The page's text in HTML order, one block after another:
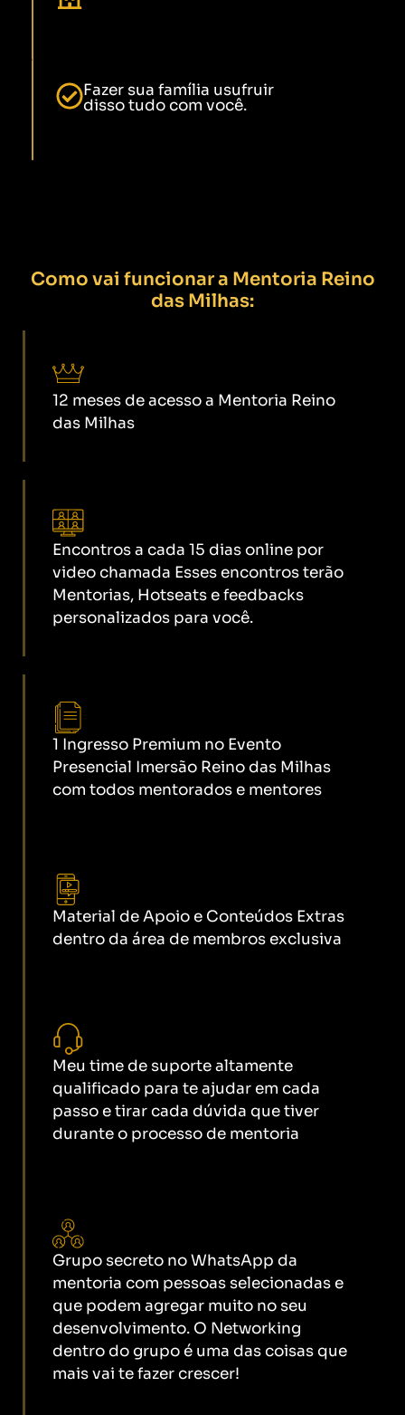
Fazer sua família usufruir
disso tudo com você.
Como vai funcionar a Mentoria Reino
das Milhas:
12 meses de acesso a Mentoria Reino
das Milhas
Encontros a cada 15 dias online por
video chamada Esses encontros terão
Mentorias, Hotseats e feedbacks
personalizados para você.
1 Ingresso Premium no Evento
Presencial Imersão Reino das Milhas
com todos mentorados e mentores
Material de Apoio e Conteúdos Extras
dentro da área de membros exclusiva
Meu time de suporte altamente
qualificado para te ajudar em cada
passo e tirar cada dúvida que tiver
durante o processo de mentoria
Grupo secreto no WhatsApp da
mentoria com pessoas selecionadas e
que podem agregar muito no seu
desenvolvimento. O Networking
dentro do grupo é uma das coisas que
mais vai te fazer crescer!